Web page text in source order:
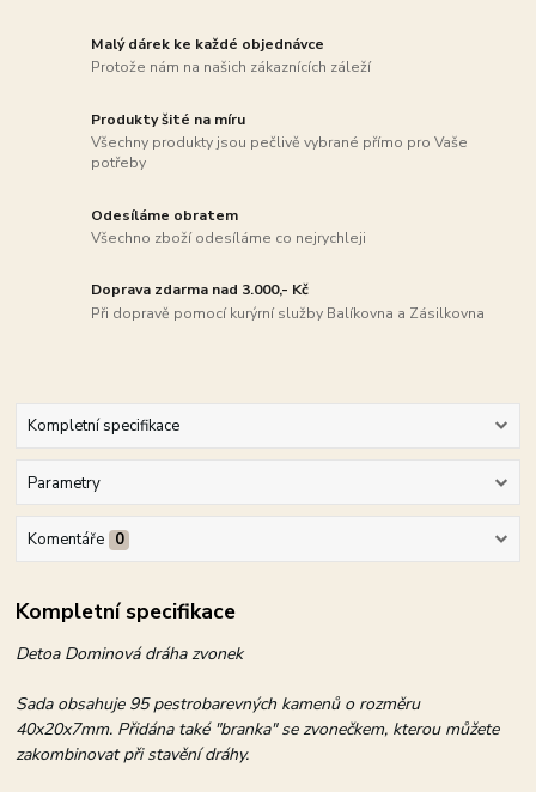
Malý dárek ke každé objednávce
Protože nám na našich zákaznících záleží
Produkty šité na míru
Všechny produkty jsou pečlivě vybrané přímo pro Vaše
potřeby
Odesíláme obratem
Všechno zboží odesíláme co nejrychleji
Doprava zdarma nad 3.000,- Kč
Při dopravě pomocí kurýrní služby Balíkovna a Zásilkovna
Kompletní specifikace
Parametry
Komentáře 0
Kompletní specifikace
Detoa Dominová dráha zvonek
Sada obsahuje 95 pestrobarevných kamenů o rozměru
40x20x7mm. Přidána také "branka" se zvonečkem, kterou můžete
zakombinovat při stavění dráhy.